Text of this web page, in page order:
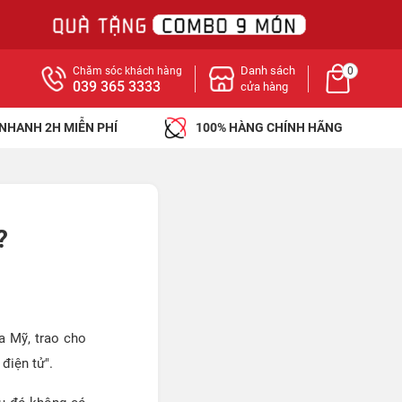
Chăm sóc khách hàng
039 365 3333
Danh sách
cửa hàng
0
2H MIỄN PHÍ 100% HÀNG CHÍNH HÃNG
Mỹ, trao cho
tử".